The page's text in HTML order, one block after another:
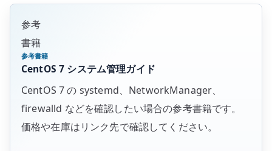
参考
書籍
参考書籍
CentOS 7 システム管理ガイド
CentOS 7 の systemd、NetworkManager、
firewalld などを確認したい場合の参考書籍です。
価格や在庫はリンク先で確認してください。